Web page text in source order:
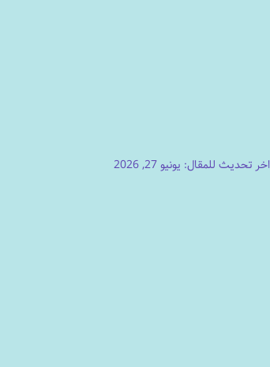
اخر تحديث للمقال: يونيو 27, 2026